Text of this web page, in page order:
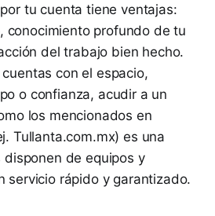
tu cuenta tiene ventajas:
, conocimiento profundo de tu
del trabajo bien hecho.
con el espacio,
o confianza, acudir a un
los mencionados en
Tullanta.com.mx) es una
disponen de equipos y
servicio rápido y garantizado.